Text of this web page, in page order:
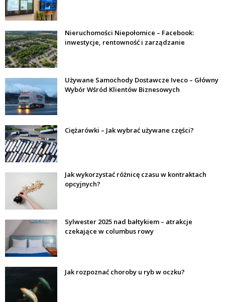
Nieruchomości Niepołomice – Facebook:
inwestycje, rentowność i zarządzanie
Używane Samochody Dostawcze Iveco – Główny
Wybór Wśród Klientów Biznesowych
Ciężarówki – Jak wybrać używane części?
Jak wykorzystać różnicę czasu w kontraktach
opcyjnych?
Sylwester 2025 nad bałtykiem – atrakcje
czekające w columbus rowy
Jak rozpoznać choroby u ryb w oczku?